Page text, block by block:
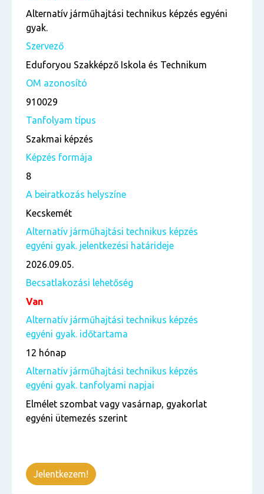
Alternatív járműhajtási technikus képzés egyéni
gyak.
Szervező
Eduforyou Szakképző Iskola és Technikum
OM azonosító
910029
Tanfolyam típus
Szakmai képzés
Képzés formája
8
A beiratkozás helyszíne
Kecskemét
Alternatív járműhajtási technikus képzés
egyéni gyak. jelentkezési határideje
2026.09.05.
Becsatlakozási lehetőség
Van
Alternatív járműhajtási technikus képzés
egyéni gyak. időtartama
12 hónap
Alternatív járműhajtási technikus képzés
egyéni gyak. tanfolyami napjai
Elmélet szombat vagy vasárnap, gyakorlat
egyéni ütemezés szerint
Jelentkezem!